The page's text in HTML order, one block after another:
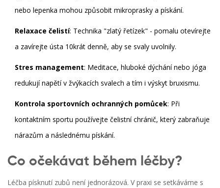
nebo lepenka mohou způsobit mikroprasky a pískání.
Relaxace čelistí: Technika "zlatý řetízek" - pomalu otevírejte
a zavírejte ústa 10krát denně, aby se svaly uvolnily.
Stres management: Meditace, hluboké dýchání nebo jóga
redukují napětí v žvýkacích svalech a tím i výskyt bruxismu.
Kontrola sportovních ochranných pomůcek: Při
kontaktním sportu používejte čelistní chránič, který zabraňuje
nárazům a následnému pískání.
Co očekávat během léčby?
Léčba písknutí zubů není jednorázová. V praxi se setkáváme s